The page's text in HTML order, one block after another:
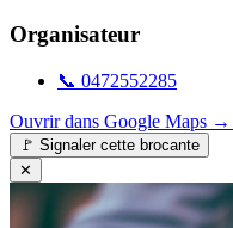
Organisateur
📞 0472552285
Ouvrir dans Google Maps →
🚩 Signaler cette brocante
✕